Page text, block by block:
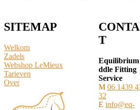
SITEMAP
Welkom
Zadels
Webshop LeMieux
​Tarieven
Over
T
Equilibrium
ddle Fitting
Service
M 06 1439
32
E info@eq-